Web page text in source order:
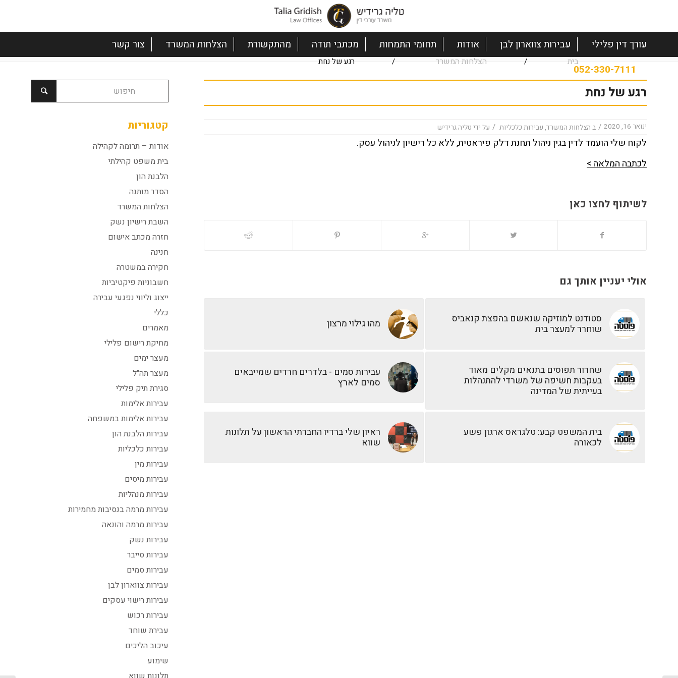
עורך דין פלילי עבירות צווארון לבן אודות תחומי התמחות מכתבי תודה מהתקשורת הצלחות המשרד
צור קשר
בית / הצלחות המשרד / רגע של נחת
רגע של נחת
ינואר 16, 2020 / ב הצלחות המשרד, עבירות כלכליות / על ידי טליה גרידיש
לקוח שלי הועמד לדין בגין ניהול תחנת דלק פיראטית, ללא כל רישיון לניהול עסק.
לכתבה המלאה >
לשיתוף לחצו כאן
אולי יעניין אותך גם
מהו גילוי מרצון סטודנט למוזיקה שנאשם בהפצת קנאביס
שוחרר למעצר בית
עבירות סמים - בלדרים חרדים שמייבאים
סמים לארץ
שחרור תפוסים בתנאים מקלים מאוד
בעקבות חשיפה של משרדי להתנהלות
בעייתית של המדינה
ראיון שלי ברדיו החברתי הראשון על תלונות
שווא
בית המשפט קבע: טלגראס ארגון פשע
לכאורה
קטגוריות
אודות – תרומה לקהילה
בית משפט קהילתי
הלבנת הון
הסדר מותנה
הצלחות המשרד
השבת רישיון נשק
חזרה מכתב אישום
חנינה
חקירה במשטרה
חשבוניות פיקטיביות
ייצוג וליווי נפגעי עבירה
כללי
מאמרים
מחיקת רישום פלילי
מעצר ימים
מעצר תה"ל
סגירת תיק פלילי
עבירות אלימות
עבירות אלימות במשפחה
עבירות הלבנת הון
עבירות כלכליות
עבירות מין
עבירות מיסים
עבירות מנהליות
עבירות מרמה בנסיבות מחמירות
עבירות מרמה והונאה
עבירות נשק
עבירות סייבר
עבירות סמים
עבירות צווארון לבן
עבירות רישוי עסקים
עבירות רכוש
עבירת שוחד
עיכוב הליכים
שימוע